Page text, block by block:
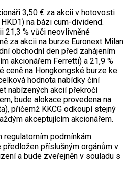
3,50 € za akcii v hotovosti
na bázi cum-dividend.
21,3 % vůči neovlivněné
za akcii na burze Euronext Milan
obchodní den před zahájením
akcionářem Ferretti) a 21,9 %
ceně na Hongkongské burze ke
hodnota nabídky činí
nabízených akcií překročí
bude alokace provedena na
přičemž KKCG odkoupí stejný
akceptujícím akcionářem.
podmínkám.
příslušným orgánům v
a bude zveřejněn v souladu s